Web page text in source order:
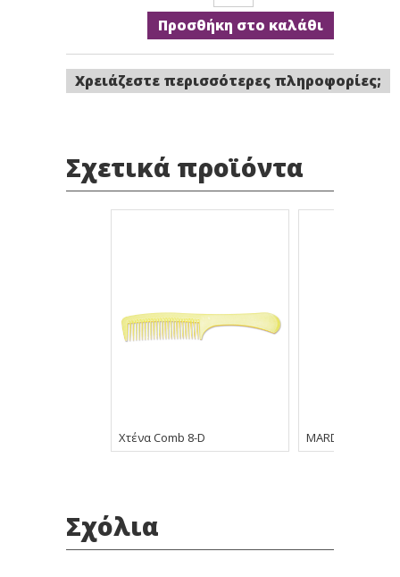
Προσθήκη στο καλάθι
Χρειάζεστε περισσότερες πληροφορίες;
Σχετικά προϊόντα
Χτένα Comb 8-D MARDEN
Σχόλια